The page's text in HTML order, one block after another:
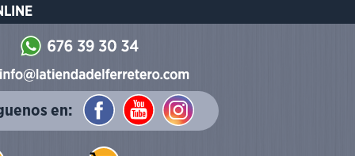
en: